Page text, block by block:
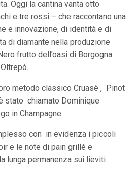
Oggi la cantina vanta otto
e tre rossi – che raccontano una
e innovazione, di identità e di
di diamante nella produzione
frutto dell’oasi di Borgogna
metodo classico Cruasè , Pinot
stato chiamato Dominique
in Champagne.
con in evidenza i piccoli
e le note di pain grillé e
lunga permanenza sui lieviti